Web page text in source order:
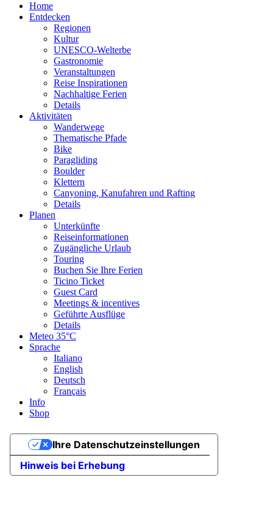
Home
Entdecken
Regionen
Kultur
UNESCO-Welterbe
Gastronomie
Veranstaltungen
Reise Inspirationen
Nachhaltige Ferien
Details
Aktivitäten
Wanderwege
Thematische Pfade
Bike
Paragliding
Boulder
Klettern
Canyoning, Kanufahren und Rafting
Details
Planen
Unterkünfte
Reiseinformationen
Zugängliche Urlaub
Touring
Buchen Sie Ihre Ferien
Ticino Ticket
Guest Card
Meetings & incentives
Geführte Ausflüge
Details
Meteo 35°C
Sprache
Italiano
English
Deutsch
Français
Info
Shop
Hinweis bei Erhebung
Ihre Datenschutzeinstellungen